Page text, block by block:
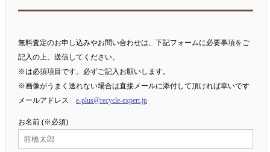
無料査定のお申し込みやお問い合わせは、下記フォームに必要事項をご
記入の上、送信してください。
※は必須項目です。必ずご記入お願いします。
※画像がうまく送れない場合は直接メールに添付して頂ければ幸いです
メールアドレス e-plus@recycle-expert.jp
お名前 (※必須)